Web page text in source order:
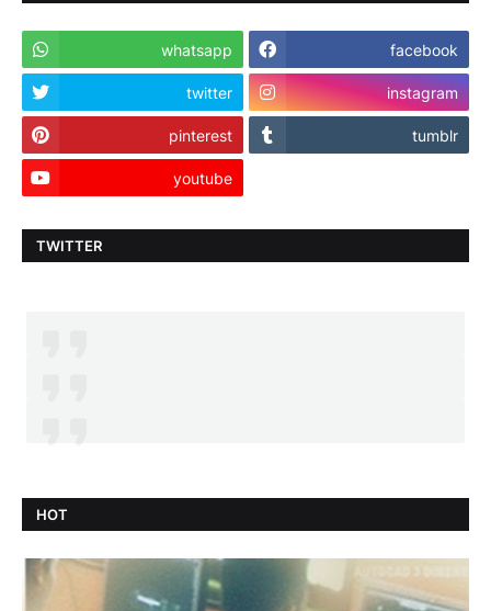
whatsapp facebook
twitter instagram
pinterest tumblr
youtube
TWITTER
HOT